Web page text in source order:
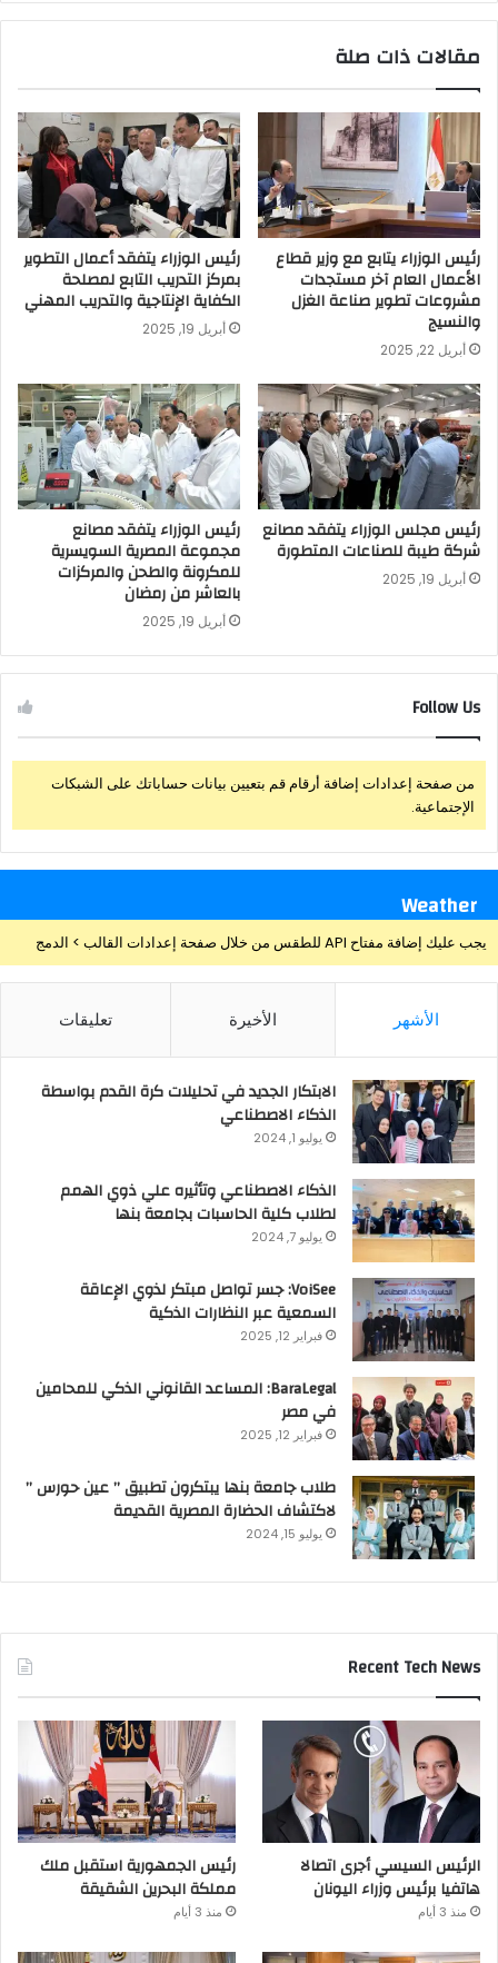
مقالات ذات صلة
رئيس الوزراء يتابع مع وزير قطاع
الأعمال العام آخر مستجدات
مشروعات تطوير صناعة الغزل
والنسيج
أبريل 22, 2025
رئيس الوزراء يتفقد أعمال التطوير
بمركز التدريب التابع لمصلحة
الكفاية الإنتاجية والتدريب المهني
أبريل 19, 2025
رئيس مجلس الوزراء يتفقد مصانع
شركة طيبة للصناعات المتطورة
أبريل 19, 2025
رئيس الوزراء يتفقد مصانع
مجموعة المصرية السويسرية
للمكرونة والطحن والمركزات
بالعاشر من رمضان
أبريل 19, 2025
Follow Us
من صفحة إعدادات إضافة أرقام قم بتعيين بيانات حساباتك على الشبكات
الإجتماعية.
Weather
يجب عليك إضافة مفتاح API للطقس من خلال صفحة إعدادات القالب > الدمج
الأشهر الأخيرة تعليقات
الابتكار الجديد في تحليلات كرة القدم بواسطة
الذكاء الاصطناعي
يوليو 1, 2024
الذكاء الاصطناعي وتأثيره علي ذوي الهمم
لطلاب كلية الحاسبات بجامعة بنها
يوليو 7, 2024
VoiSee: جسر تواصل مبتكر لذوي الإعاقة
السمعية عبر النظارات الذكية
فبراير 12, 2025
BaraLegal: المساعد القانوني الذكي للمحامين
في مصر
فبراير 12, 2025
طلاب جامعة بنها يبتكرون تطبيق ” عين حورس ”
لاكتشاف الحضارة المصرية القديمة
يوليو 15, 2024
Recent Tech News
الرئيس السيسي أجرى اتصالا
هاتفيا برئيس وزراء اليونان
منذ 3 أيام
رئيس الجمهورية استقبل ملك
مملكة البحرين الشقيقة
منذ 3 أيام